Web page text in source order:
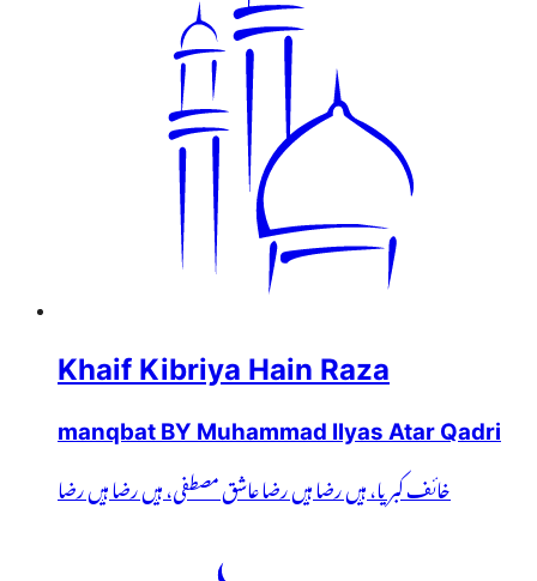
Khaif Kibriya Hain Raza
manqbat BY Muhammad Ilyas Atar Qadri
خائف کبریا، ہیں رضا ہیں رضا عاشق مصطفی، ہیں رضا ہیں رضا